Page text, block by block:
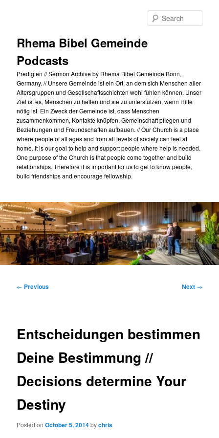
Rhema Bibel Gemeinde
Podcasts
Predigten // Sermon Archive by Rhema Bibel Gemeinde Bonn,
Germany. // Unsere Gemeinde ist ein Ort, an dem sich Menschen aller
Altersgruppen und Gesellschaftsschichten wohl fühlen können. Unser
Ziel ist es, Menschen zu helfen und sie zu unterstützen, wenn Hilfe
nötig ist. Ein Zweck der Gemeinde ist, dass Menschen
zusammenkommen, Kontakte knüpfen, Gemeinschaft pflegen und
Beziehungen und Freundschaften aufbauen. // Our Church is a place
where people of all ages and from all levels of society can feel at
home. It is our goal to help and support people where help is needed.
One purpose of the Church is that people come together and build
relationships. Therefore it is important for us to get to know people,
build friendships and encourage fellowship.
Post
← Previous Next →
Entscheidungen bestimmen
Deine Bestimmung //
Decisions determine Your
Destiny
Posted onOctober 5, 2014bychris